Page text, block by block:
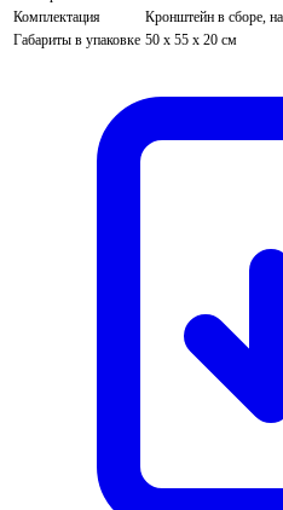
Комплектация
Кронштейн в сборе,
Габариты в упаковке 50 х 55 х 20 см